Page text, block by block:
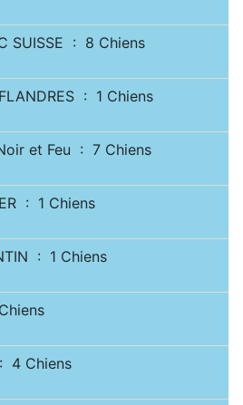
SUISSE : 8 Chiens
: 1 Chiens
et Feu : 7 Chiens
: 1 Chiens
: 1 Chiens
4 Chiens